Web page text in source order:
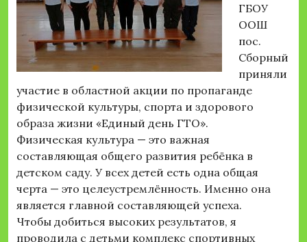
ГБОУ
ООШ
пос.
Сборный
приняли
участие в областной акции по пропаганде
физической культуры, спорта и здорового
образа жизни «Единый день ГТО».
Физическая культура — это важная
составляющая общего развития ребёнка в
детском саду. У всех детей есть одна общая
черта — это целеустремлённость. Именно она
является главной составляющей успеха.
Чтобы добиться высоких результатов, я
проводила с детьми комплекс спортивных